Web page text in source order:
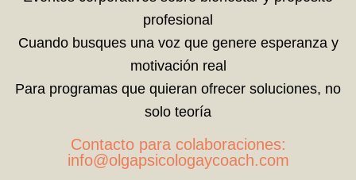
profesional
Cuando busques una voz que genere esperanza y
motivación real
Para programas que quieran ofrecer soluciones, no
solo teoría
Contacto para colaboraciones:
info@olgapsicologaycoach.com